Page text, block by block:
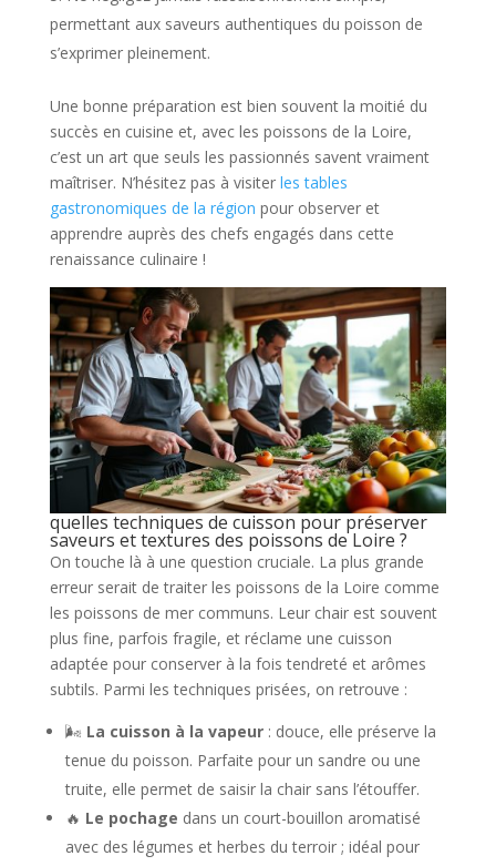
permettant aux saveurs authentiques du poisson de
s’exprimer pleinement.
Une bonne préparation est bien souvent la moitié du
succès en cuisine et, avec les poissons de la Loire,
c’est un art que seuls les passionnés savent vraiment
maîtriser. N’hésitez pas à visiter les tables
gastronomiques de la région pour observer et
apprendre auprès des chefs engagés dans cette
renaissance culinaire !
quelles techniques de cuisson pour préserver
saveurs et textures des poissons de Loire ?
On touche là à une question cruciale. La plus grande
erreur serait de traiter les poissons de la Loire comme
les poissons de mer communs. Leur chair est souvent
plus fine, parfois fragile, et réclame une cuisson
adaptée pour conserver à la fois tendreté et arômes
subtils. Parmi les techniques prisées, on retrouve :
🌬️ La cuisson à la vapeur: douce, elle préserve la
tenue du poisson. Parfaite pour un sandre ou une
truite, elle permet de saisir la chair sans l’étouffer.
🔥 Le pochage dans un court-bouillon aromatisé
avec des légumes et herbes du terroir ; idéal pour